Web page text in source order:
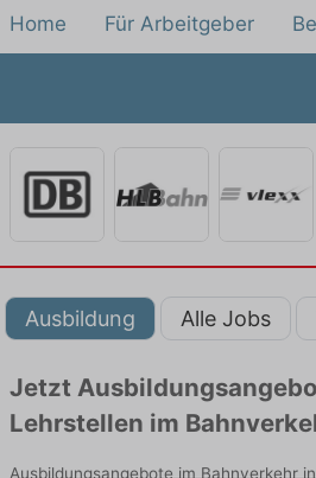
Home Für Arbeitgeber
Ausbildung Alle Jobs
Jetzt
Lehrstellen im
Ausbildungsangebote im Bahnverkehr